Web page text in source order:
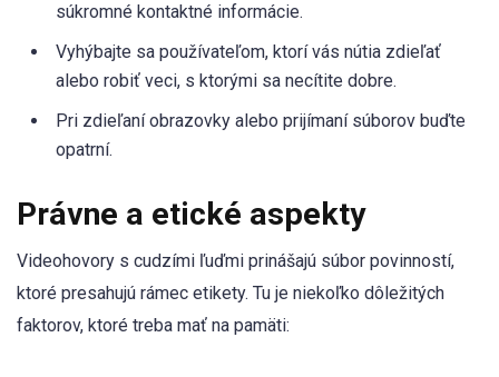
súkromné kontaktné informácie.
Vyhýbajte sa používateľom, ktorí vás nútia zdieľať
alebo robiť veci, s ktorými sa necítite dobre.
Pri zdieľaní obrazovky alebo prijímaní súborov buďte
opatrní.
Právne a etické aspekty
Videohovory s cudzími ľuďmi prinášajú súbor povinností,
ktoré presahujú rámec etikety. Tu je niekoľko dôležitých
faktorov, ktoré treba mať na pamäti: